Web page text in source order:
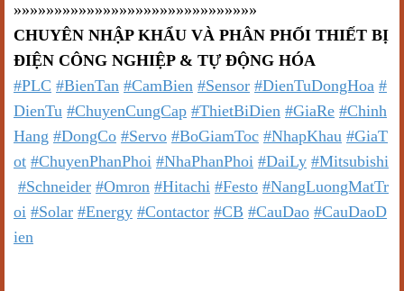
»»»»»»»»»»»»»»»»»»»»»»»»»»»»»»
CHUYÊN NHẬP KHẨU VÀ PHÂN PHỐI THIẾT BỊ
ĐIỆN CÔNG NGHIỆP & TỰ ĐỘNG HÓA
#PLC #BienTan #CamBien #Sensor #DienTuDongHoa #
DienTu #ChuyenCungCap #ThietBiDien #GiaRe #Chinh
Hang #DongCo #Servo #BoGiamToc #NhapKhau #GiaT
ot #ChuyenPhanPhoi #NhaPhanPhoi #DaiLy #Mitsubishi
#Schneider #Omron #Hitachi #Festo #NangLuongMatTr
oi #Solar #Energy #Contactor #CB #CauDao #CauDaoD
ien